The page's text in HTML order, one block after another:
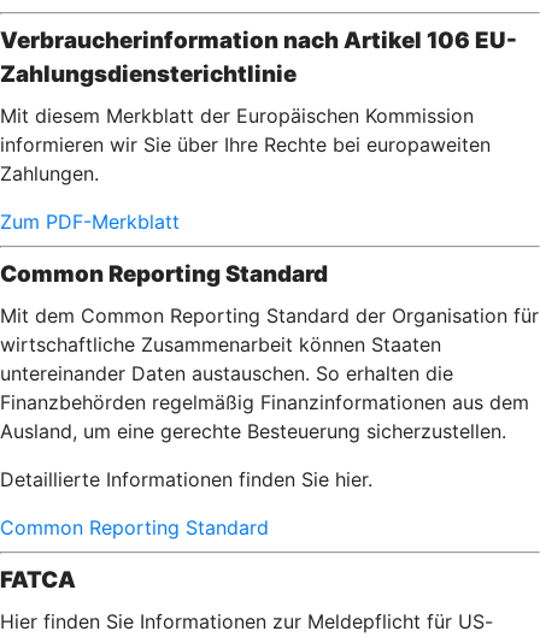
Verbraucherinformation nach Artikel 106 EU-
Zahlungsdiensterichtlinie
Mit diesem Merkblatt der Europäischen Kommission
informieren wir Sie über Ihre Rechte bei europaweiten
Zahlungen.
Zum PDF-Merkblatt
Common Reporting Standard
Mit dem Common Reporting Standard der Organisation für
wirtschaftliche Zusammenarbeit können Staaten
untereinander Daten austauschen. So erhalten die
Finanzbehörden regelmäßig Finanzinformationen aus dem
Ausland, um eine gerechte Besteuerung sicherzustellen.
Detaillierte Informationen finden Sie hier.
Common Reporting Standard
FATCA
Hier finden Sie Informationen zur Meldepflicht für US-